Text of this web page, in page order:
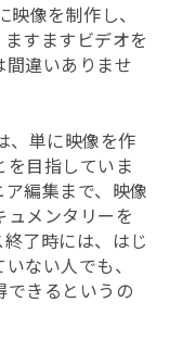
像を制作し、
すますビデオを
違いありませ
、単に映像を作
を目指していま
編集まで、映像
メンタリーを
了時には、はじ
ない人でも、
できるというの